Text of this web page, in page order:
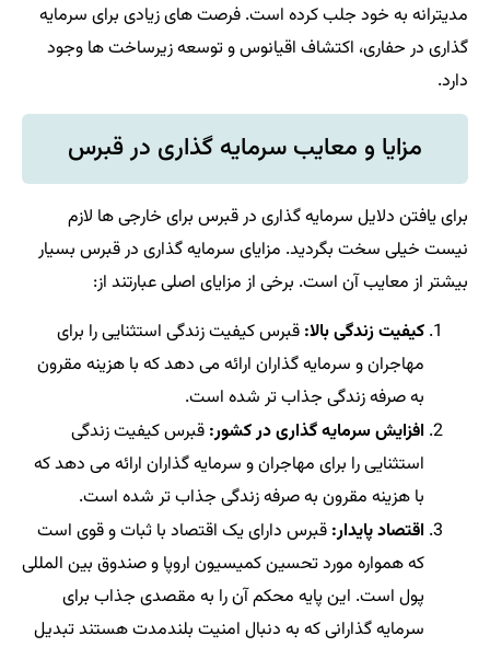
مدیترانه به خود جلب کرده است. فرصت های زیادی برای سرمایه
گذاری در حفاری، اکتشاف اقیانوس و توسعه زیرساخت ها وجود
دارد.
مزایا و معایب سرمایه گذاری در قبرس
برای یافتن دلایل سرمایه گذاری در قبرس برای خارجی ها لازم
نیست خیلی سخت بگردید. مزایای سرمایه گذاری در قبرس بسیار
بیشتر از معایب آن است. برخی از مزایای اصلی عبارتند از:
کیفیت زندگی بالا: قبرس کیفیت زندگی استثنایی را برای
مهاجران و سرمایه گذاران ارائه می دهد که با هزینه مقرون
به صرفه زندگی جذاب تر شده است.
افزایش سرمایه گذاری در کشور: قبرس کیفیت زندگی
استثنایی را برای مهاجران و سرمایه گذاران ارائه می دهد که
با هزینه مقرون به صرفه زندگی جذاب تر شده است.
اقتصاد پایدار: قبرس دارای یک اقتصاد با ثبات و قوی است
که همواره مورد تحسین کمیسیون اروپا و صندوق بین المللی
پول است. این پایه محکم آن را به مقصدی جذاب برای
سرمایه گذارانی که به دنبال امنیت بلندمدت هستند تبدیل